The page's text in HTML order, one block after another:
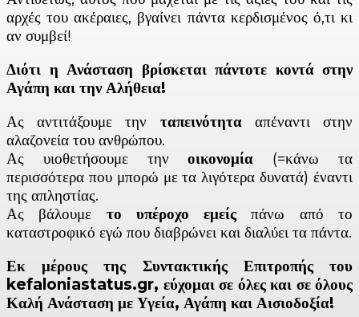
αρχές του ακέραιες, βγαίνει πάντα κερδισμένος ό,τι κι
αν συμβεί!
Διότι η Ανάσταση βρίσκεται πάντοτε κοντά στην
Αγάπη και την Αλήθεια!
Ας αντιτάξουμε την ταπεινότητααπέναντι στην
αλαζονεία του ανθρώπου.
Ας υιοθετήσουμε τηνοικονομία (=κάνω τα
περισσότερα που μπορώ με τα λιγότερα δυνατά) έναντι
της απληστίας.
Ας βάλουμε το υπέροχο εμείς πάνω από το
καταστροφικό εγώ που διαβρώνει και διαλύει τα πάντα.
Εκ μέρους της Συντακτικής Επιτροπής του
kefaloniastatus.gr, εύχομαι σε όλες και σε όλους
Καλή Ανάσταση με Υγεία, Αγάπη και Αισιοδοξία!